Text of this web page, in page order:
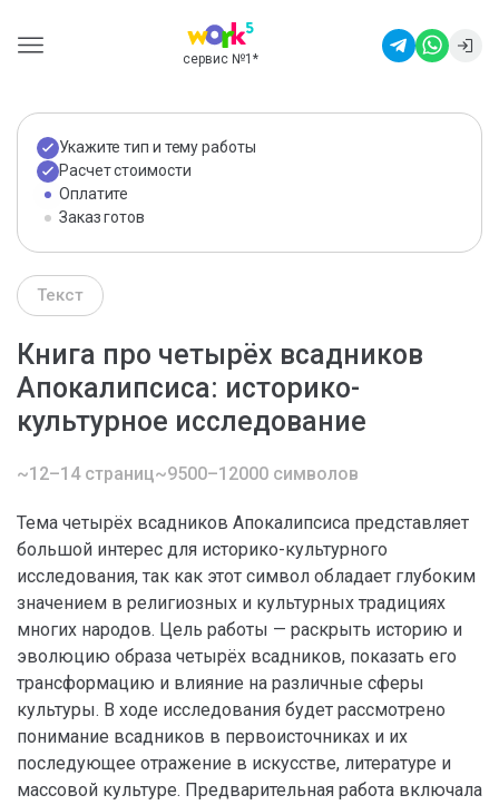
сервис №1 *
Укажите тип и тему работы
Расчет стоимости
Оплатите
Заказ готов
Текст
Книга про четырёх всадников
Апокалипсиса: историко-
культурное исследование
~12–14 страниц~9500–12000 символов
Тема четырёх всадников Апокалипсиса представляет
большой интерес для историко-культурного
исследования, так как этот символ обладает глубоким
значением в религиозных и культурных традициях
многих народов. Цель работы — раскрыть историю и
эволюцию образа четырёх всадников, показать его
трансформацию и влияние на различные сферы
культуры. В ходе исследования будет рассмотрено
понимание всадников в первоисточниках и их
последующее отражение в искусстве, литературе и
массовой культуре. Предварительная работа включала